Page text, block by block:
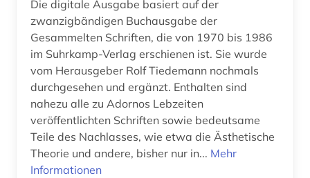
dienstleistung (4)
digitale bibliothek (1)
diplomatie (1)
discovery service (1)
diskriminierung (3)
dissens (1)
Die digitale Ausgabe basiert auf der
zwanzigbändigen Buchausgabe der
Gesammelten Schriften, die von 1970 bis 1986
im Suhrkamp-Verlag erschienen ist. Sie wurde
vom Herausgeber Rolf Tiedemann nochmals
durchgesehen und ergänzt. Enthalten sind
nahezu alle zu Adornos Lebzeiten
veröffentlichten Schriften sowie bedeutsame
Teile des Nachlasses, wie etwa die Ästhetische
Theorie und andere, bisher nur in... Mehr
Informationen